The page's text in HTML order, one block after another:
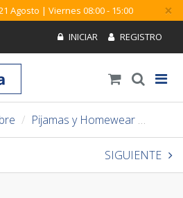
Agosto | Viernes 08:00 - 15:00 ×
Pijamas y Homewear
SIGUIENTE